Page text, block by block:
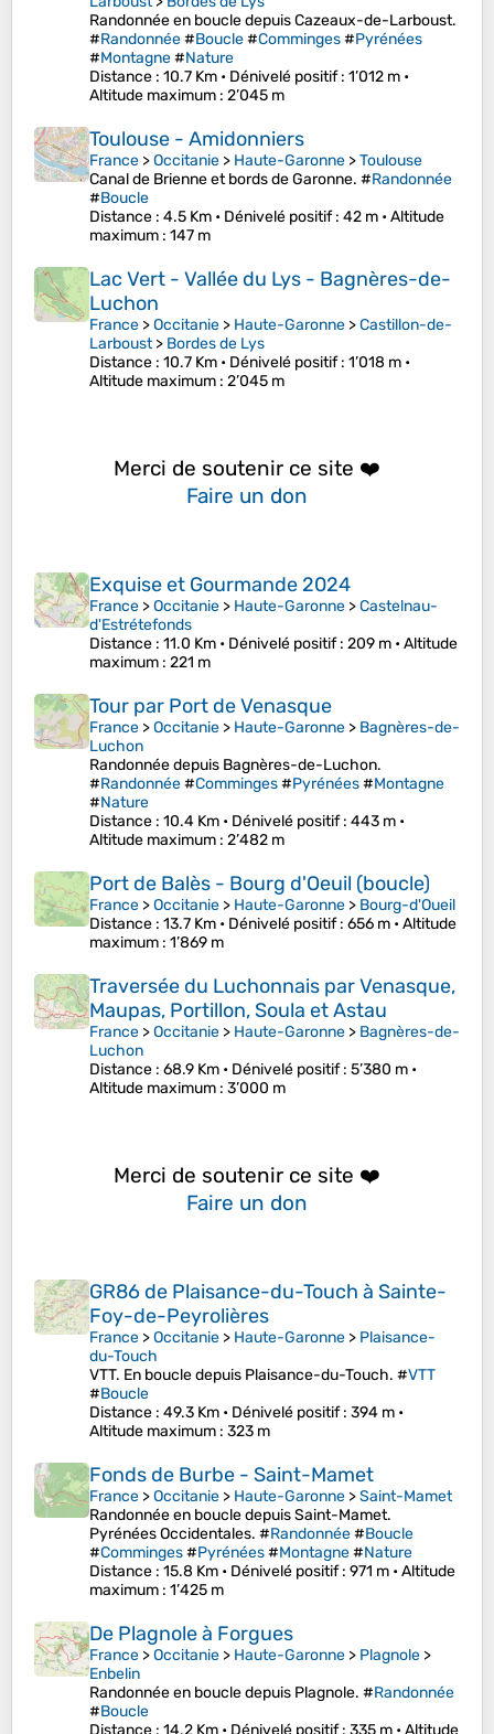
Randonnée en boucle depuis Cazeaux-de-Larboust.
#Randonnée#Boucle#Comminges#Pyrénées
#Montagne#Nature
Distance : 10.7 Km • Dénivelé positif: 1’012 m •
Altitude maximum : 2’045 m
Toulouse - Amidonniers
France >Occitanie > Haute-Garonne >Toulouse
Canal de Brienne et bords de Garonne. #Randonnée
#Boucle
Distance : 4.5 Km • Dénivelé positif: 42 m •Altitude
maximum : 147 m
Lac Vert - Vallée du Lys - Bagnères-de-
Luchon
France >Occitanie > Haute-Garonne >Castillon-de-
Larboust> Bordes de Lys
Distance : 10.7 Km • Dénivelé positif: 1’018 m •
Altitude maximum : 2’045 m
Merci de soutenir ce site ❤️
Faire un don
Exquise et Gourmande 2024
France >Occitanie > Haute-Garonne >Castelnau-
d'Estrétefonds
Distance : 11.0 Km • Dénivelé positif: 209 m •Altitude
maximum : 221 m
Tour par Port de Venasque
France >Occitanie > Haute-Garonne > Bagnères-de-
Luchon
Randonnée depuis Bagnères-de-Luchon.
#Randonnée#Comminges#Pyrénées#Montagne
#Nature
Distance : 10.4 Km • Dénivelé positif: 443 m •
Altitude maximum : 2’482 m
Port de Balès - Bourg d'Oeuil (boucle)
France >Occitanie > Haute-Garonne > Bourg-d'Oueil
Distance : 13.7 Km • Dénivelé positif: 656 m •Altitude
maximum : 1’869 m
Traversée du Luchonnais par Venasque,
Maupas, Portillon, Soula et Astau
France >Occitanie > Haute-Garonne > Bagnères-de-
Luchon
Distance : 68.9 Km • Dénivelé positif: 5’380 m •
Altitude maximum : 3’000 m
Merci de soutenir ce site ❤️
Faire un don
GR86 de Plaisance-du-Touch à Sainte-
Foy-de-Peyrolières
France >Occitanie > Haute-Garonne > Plaisance-
du-Touch
VTT. En boucle depuis Plaisance-du-Touch. #VTT
#Boucle
Distance : 49.3 Km • Dénivelé positif: 394 m •
Altitude maximum : 323 m
Fonds de Burbe - Saint-Mamet
France >Occitanie > Haute-Garonne >Saint-Mamet
Randonnée en boucle depuis Saint-Mamet.
Pyrénées Occidentales. #Randonnée#Boucle
#Comminges#Pyrénées#Montagne#Nature
Distance : 15.8 Km • Dénivelé positif: 971 m •Altitude
maximum : 1’425 m
De Plagnole à Forgues
France >Occitanie > Haute-Garonne > Plagnole >
Enbelin
Randonnée en boucle depuis Plagnole. #Randonnée
#Boucle
Distance : 14.2 Km • Dénivelé positif: 335 m •Altitude